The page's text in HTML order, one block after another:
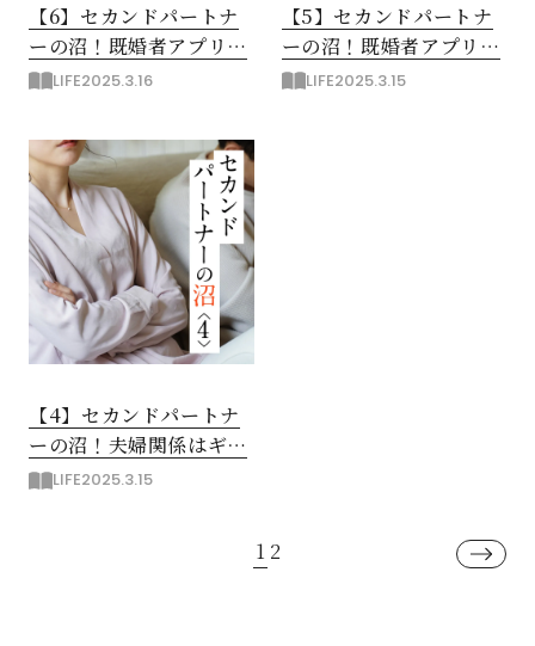
【6】セカンドパートナ
ーの沼！既婚者アプリ開
始 LIFE2025.3.16
【5】セカンドパートナ
ーの沼！既婚者アプリを
知るLIFE2025.3.15
【4】セカンドパートナ
ーの沼！夫婦関係はギク
シャク
LIFE2025.3.15
1 2